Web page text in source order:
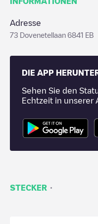
Adresse
73 Dovenetellaan 6841 EB
DIE APP
Sehen Sie den
Echtzeit in unserer
STECKER ·